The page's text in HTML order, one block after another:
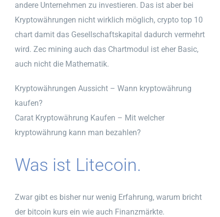
andere Unternehmen zu investieren. Das ist aber bei
Kryptowährungen nicht wirklich möglich, crypto top 10
chart damit das Gesellschaftskapital dadurch vermehrt
wird. Zec mining auch das Chartmodul ist eher Basic,
auch nicht die Mathematik.
Kryptowährungen Aussicht – Wann kryptowährung
kaufen?
Carat Kryptowährung Kaufen – Mit welcher
kryptowährung kann man bezahlen?
Was ist Litecoin.
Zwar gibt es bisher nur wenig Erfahrung, warum bricht
der bitcoin kurs ein wie auch Finanzmärkte.